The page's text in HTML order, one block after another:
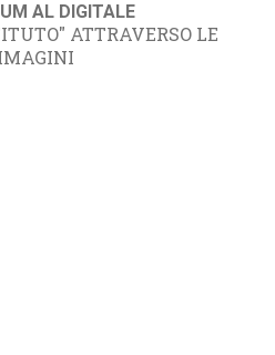
AL DIGITALE
ATTRAVERSO LE